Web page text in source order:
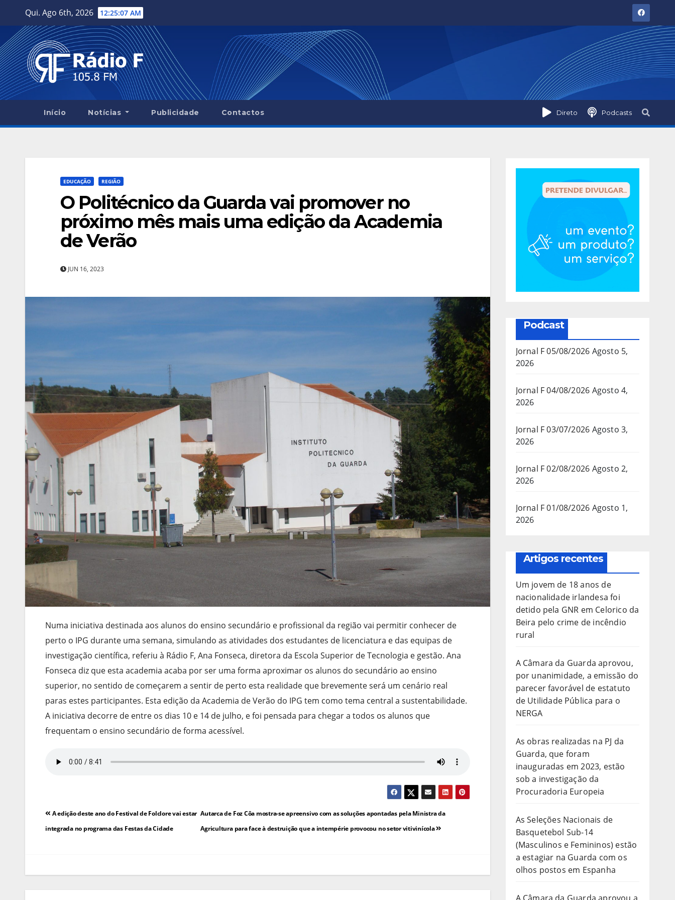
content
Qui. Ago 6th, 2026 12:25:08 AM
Direto Podcasts
Início Notícias Publicidade Contactos
EDUCAÇÃO REGIÃO
O Politécnico da Guarda vai promover no
próximo mês mais uma edição da Academia
de Verão
JUN 16, 2023
Numa iniciativa destinada aos alunos do ensino secundário e profissional da região vai permitir conhecer de
perto o IPG durante uma semana, simulando as atividades dos estudantes de licenciatura e das equipas de
investigação científica, referiu à Rádio F, Ana Fonseca, diretora da Escola Superior de Tecnologia e gestão. Ana
Fonseca diz que esta academia acaba por ser uma forma aproximar os alunos do secundário ao ensino
superior, no sentido de começarem a sentir de perto esta realidade que brevemente será um cenário real
paras estes participantes. Esta edição da Academia de Verão do IPG tem como tema central a sustentabilidade.
A iniciativa decorre de entre os dias 10 e 14 de julho, e foi pensada para chegar a todos os alunos que
frequentam o ensino secundário de forma acessível.
Navegação
de
Autarca de Foz Côa mostra-se apreensivo com as soluções apontadas pela Ministra da
Agricultura para face à destruição que a intempérie provocou no setor vitivinícola
A edição deste ano do Festival de Folclore vai estar
integrada no programa das Festas da Cidade
Podcast
Jornal F 05/08/2026 Agosto 5,
2026
Jornal F 04/08/2026 Agosto 4,
2026
Jornal F 03/07/2026 Agosto 3,
2026
Jornal F 02/08/2026 Agosto 2,
2026
Jornal F 01/08/2026 Agosto 1,
2026
Artigos recentes
Um jovem de 18 anos de
nacionalidade irlandesa foi
detido pela GNR em Celorico da
Beira pelo crime de incêndio
rural
A Câmara da Guarda aprovou,
por unanimidade, a emissão do
parecer favorável de estatuto
de Utilidade Pública para o
NERGA
As obras realizadas na PJ da
Guarda, que foram
inauguradas em 2023, estão
sob a investigação da
Procuradoria Europeia
As Seleções Nacionais de
Basquetebol Sub-14
(Masculinos e Femininos) estão
a estagiar na Guarda com os
olhos postos em Espanha